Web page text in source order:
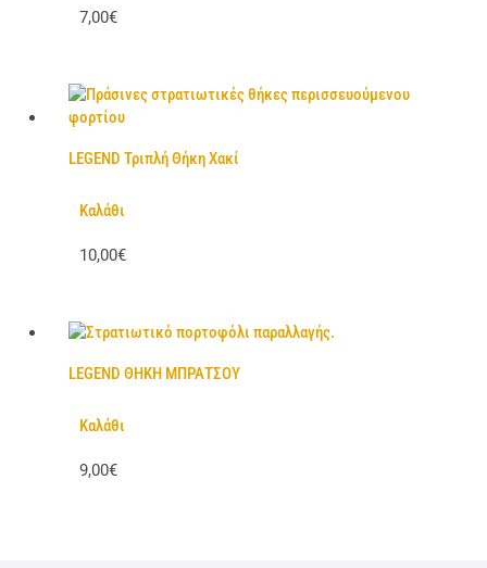
7,00€
LEGEND Τριπλή Θήκη Χακί
Καλάθι
10,00€
LEGEND ΘΗΚΗ ΜΠΡΑΤΣΟΥ
Καλάθι
9,00€